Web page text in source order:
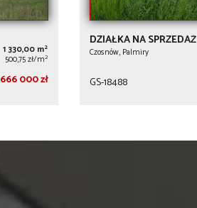
1 330,00 m2
500,75 zł/m2
666 000 zł
DZIAŁKA NA SPRZEDAŻ
Czosnów, Palmiry
GS-18488